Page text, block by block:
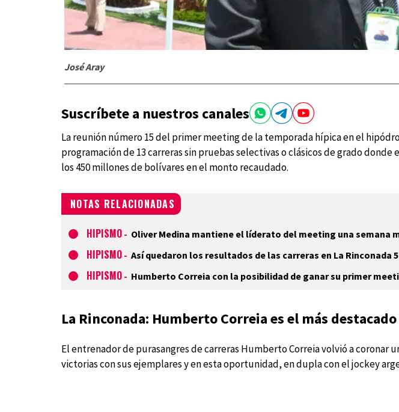
José Aray
Suscríbete a nuestros canales
La reunión número 15 del primer meeting de la temporada hípica en el
programación de 13 carreras sin pruebas selectivas o clásicos de grado donde
los 450 millones de bolívares en el monto recaudado.
NOTAS RELACIONADAS
HIPISMO - Oliver Medina mantiene el líderato del meeting una semana
HIPISMO - Así quedaron los resultados de las carreras en La Rinconada
HIPISMO - Humberto Correia con la posibilidad de ganar su primer
La Rinconada: Humberto Correia es el más
El entrenador de purasangres de carreras Humberto Correia volvió a coronar
victorias con sus ejemplares y en esta oportunidad, en dupla con el jockey